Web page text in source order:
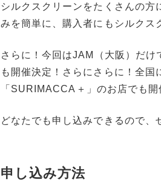
シルクスクリーンをたくさんの方
みを簡単に、購入者にもシルクス
さらに！今回はJAM（大阪）だ
も開催決定！さらにさらに！全
「SURIMACCA＋」のお店でも開
どなたでも申し込みできるので、
申し込み方法